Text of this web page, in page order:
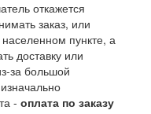
откажется
заказ, или
пункте, а
доставку или
за большой
- оплата по заказу